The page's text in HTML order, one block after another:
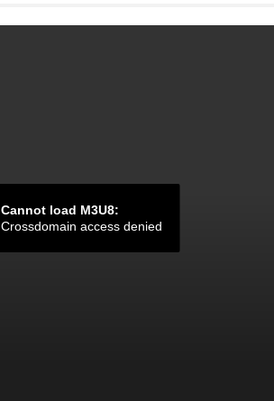
Cannot load M3U8:
Crossdomain access denied